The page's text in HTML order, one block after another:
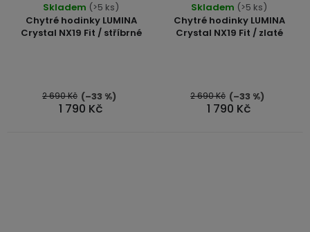
Chytré hodinky LUMINA
Crystal NX19 Fit / stříbrné
hodnocení
produktu
5
hvězdiček.
Skladem (>5 ks)
1 790 Kč
2 690 Kč (–33 %)
Chytré hodinky LUMINA
Crystal NX19 Fit / zlaté
hodnocení
produktu
5
hvězdiček.
Skladem (>5 ks)
1 790 Kč
2 690 Kč (–33 %)